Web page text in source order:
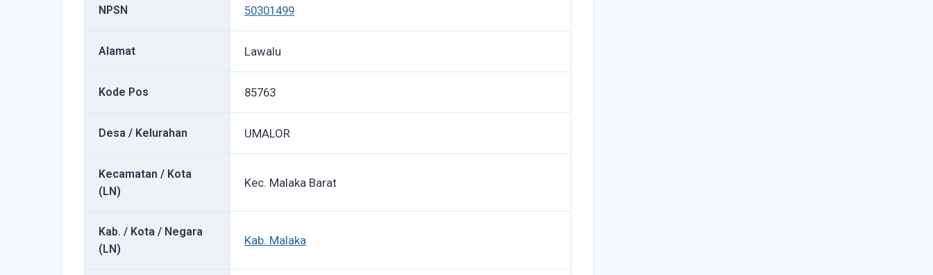
NPSN 50301499
Alamat Lawalu
Kode Pos 85763
Desa / Kelurahan UMALOR
Kecamatan / Kota
(LN)
Kec. Malaka Barat
Kab. / Kota / Negara
(LN)
Kab. Malaka